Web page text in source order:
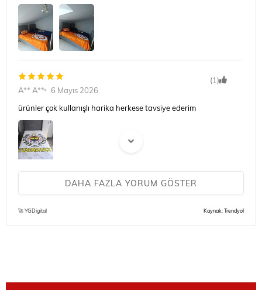
(1)
A** A**
6 Mayıs 2026
ürünler çok kullanışlı harika herkese tavsiye ederim
(1)
A** Y** Ç**
Gayet kaliteli bir ürün gönül rahatlıgıyla siparis edebilirsiniz.
DAHA FAZLA YORUM GÖSTER
🚀 YGDigital Kaynak: Trendyol